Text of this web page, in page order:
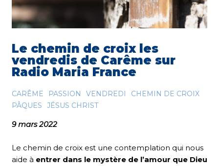
Le chemin de croix les
vendredis de Carême sur
Radio Maria France
CARÊME PASSION VENDREDI
CHEMIN DE CROIX
PÂQUES
JÉSUS CHRIST
9 mars 2022
Le chemin de croix est une contemplation qui nous
aide à entrer dans le mystère de l’amour que Dieu